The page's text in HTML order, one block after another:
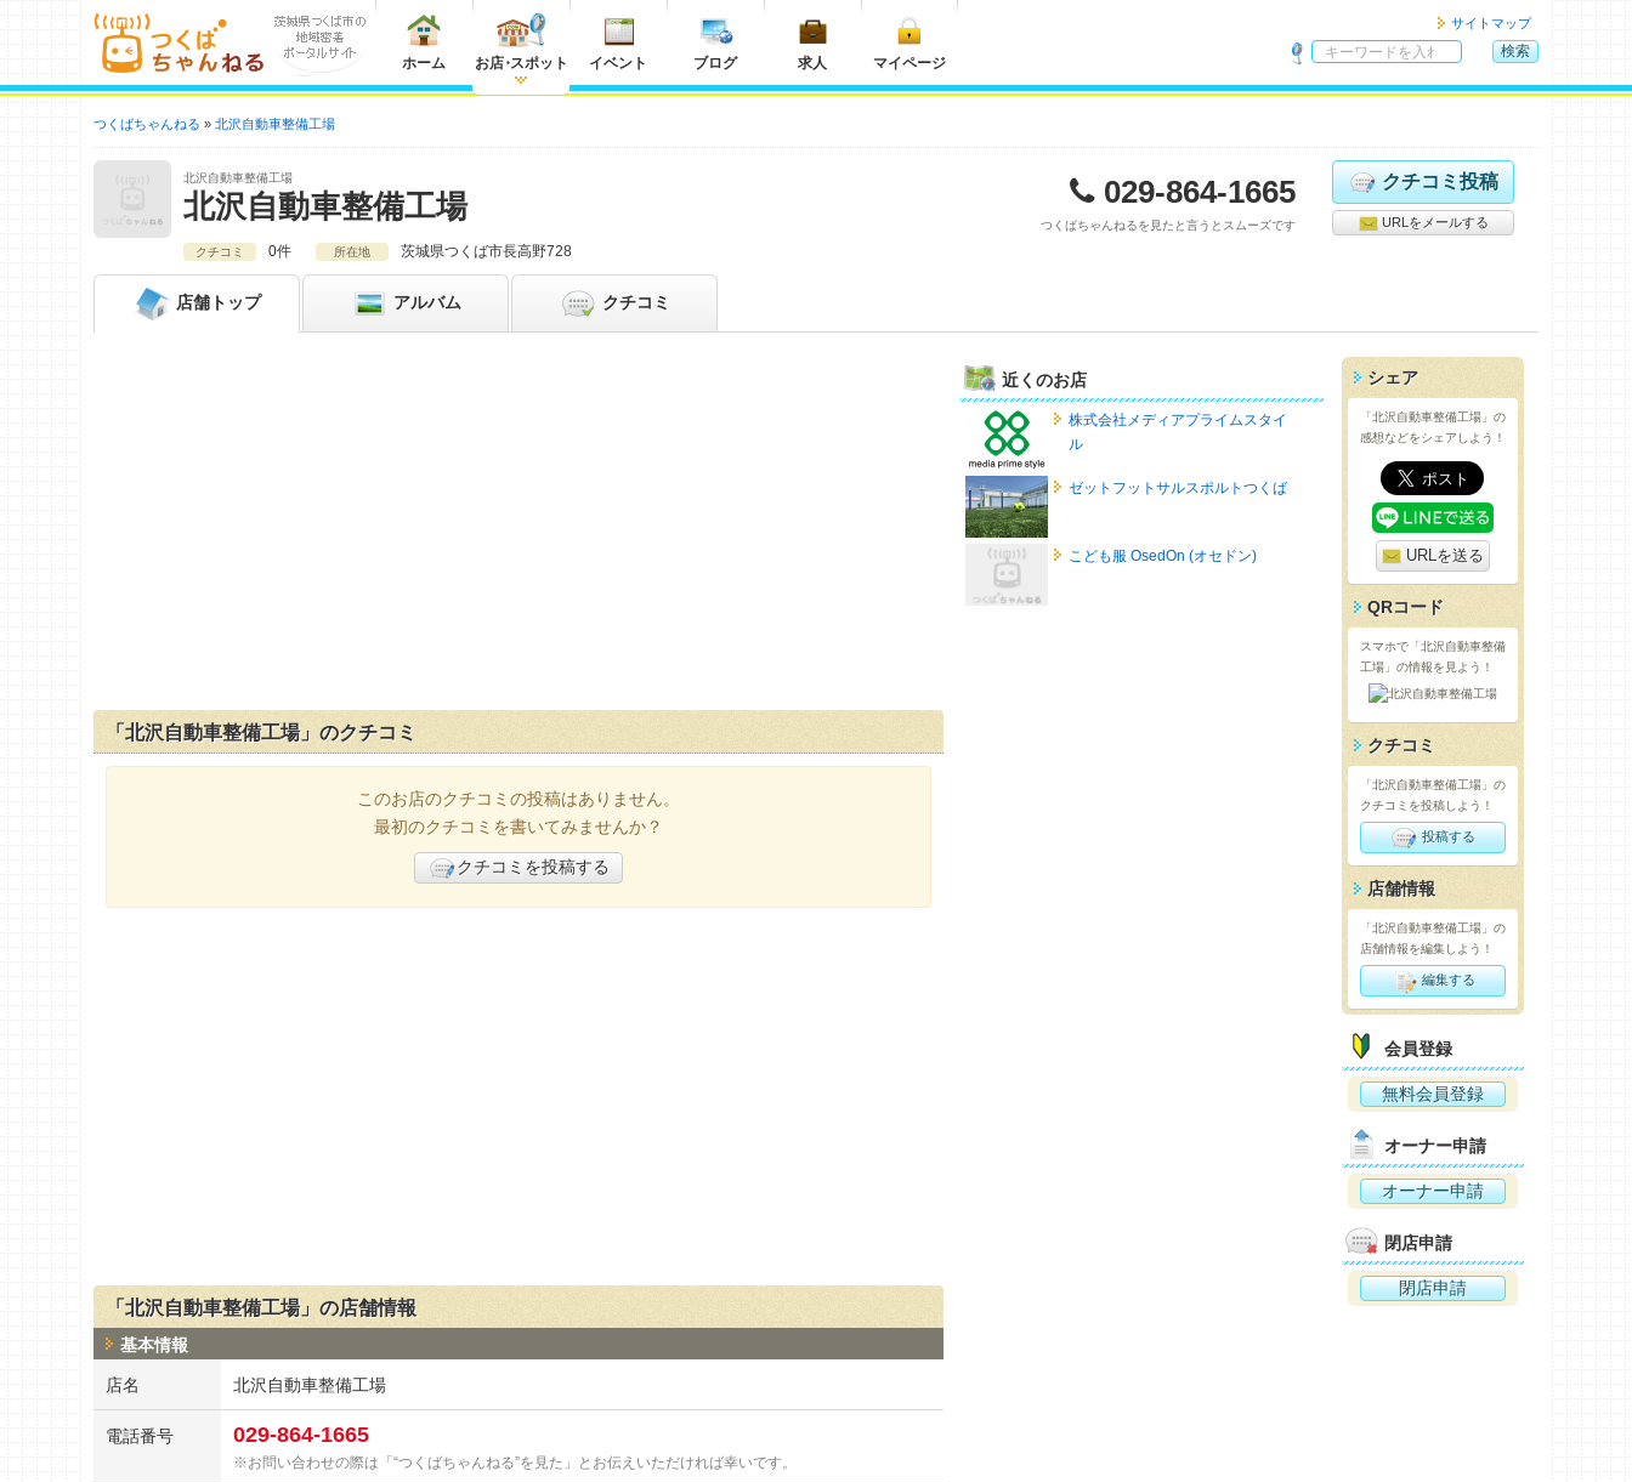
ホーム お店・スポット イベント ブログ 求人 マイページ
サイトマップ
内
索
検索
つくばちゃんねる 北沢自動車整備工場
北沢自動車整備工場
北沢自動車整備工場 029-864-1665
つくばちゃんねるを見たと言うとスムーズです
クチコミ投稿
URLをメールする
クチコミ 0件 所在地 茨城県つくば市長高野728
店舗 トップ アルバム クチコミ
「北沢自動車整備工場」のクチコミ
このお店のクチコミの投稿はありません。
最初のクチコミを書いてみませんか？
クチコミを投稿する
「北沢自動車整備工場」の店舗情報
基本情報
店名 北沢自動車整備工場
電話番号 029-864-1665
お問い合わせの際は「“つくばちゃんねる”を見た」とお伝えいただければ幸いです。
近くのお店
株式会社メディアプライムスタイ
ル
ゼットフットサルスポルトつくば
こども服 OsedOn (オセドン)
シェア
「北沢自動車整備工場」の
感想などをシェアしよう！
URLを送る
QRコード
スマホで「北沢自動車整備
工場」の情報を見よう！
クチコミ
「北沢自動車整備工場」の
クチコミを投稿しよう！
投稿する
店舗情報
「北沢自動車整備工場」の
店舗情報を編集しよう！
編集する
会員登録
無料会員登録
オーナー申請
オーナー申請
閉店申請
閉店申請